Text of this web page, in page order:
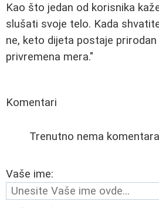
Kao što jedan od korisnika
slušati svoje telo. Kada
ne, keto dijeta postaje
privremena mera."
Komentari
Trenutno nema
Vaše ime: